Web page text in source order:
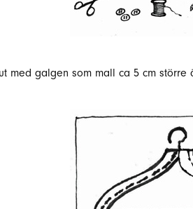
med galgen som mall ca 5 cm